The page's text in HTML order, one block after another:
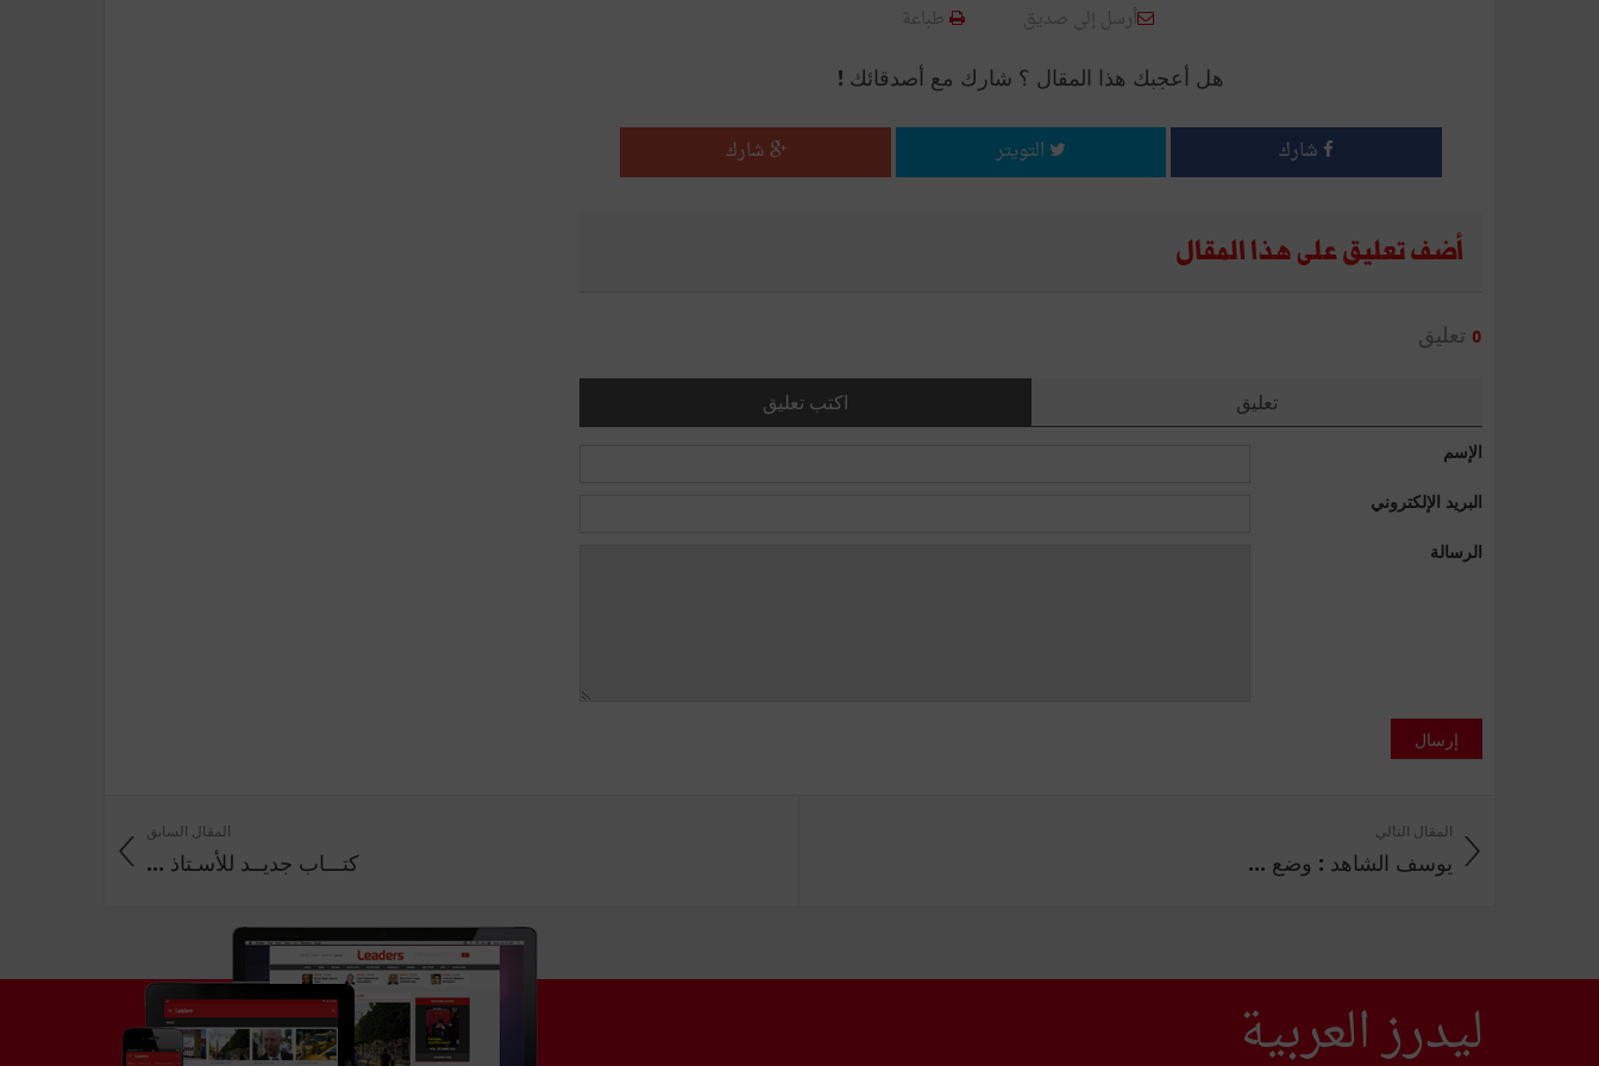
أرسل إلى صديق طباعة
هل أعجبك هذا المقال ؟ شارك مع أصدقائك !
شارك التويتر شارك
أضف تعليق على هذا المقال
0 تعليق
اكتب تعليق تعليق
الإسم
البريد الإلكتروني
الرسالة
إرسال
المقال السابق
كتـــاب جديــد للأسـتاذ ...
المقال التالي
يوسف الشاهد : وضع ...
ليدرز العربية